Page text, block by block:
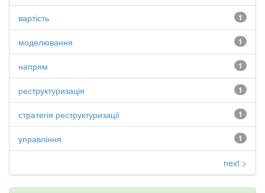
1
вартість
1
моделювання
1
напрям
1
реструктуризація
1
стратегія реструктуризації
1
управління
next >